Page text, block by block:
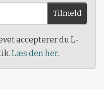
Tilmeld
accepterer du L-
Læs den her.